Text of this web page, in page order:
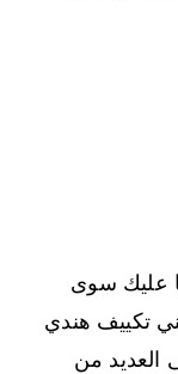
عليك سوى
وطلب فني تكييف هندي
العديد من